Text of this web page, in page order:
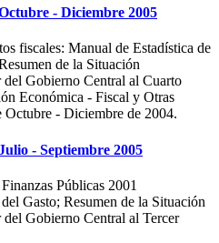
- Diciembre 2005
fiscales: Manual de Estadística de
de la Situación
del Gobierno Central al Cuarto
Económica - Fiscal y Otras
Octubre - Diciembre de 2004.
- Septiembre 2005
Públicas 2001
Gasto; Resumen de la Situación
del Gobierno Central al Tercer